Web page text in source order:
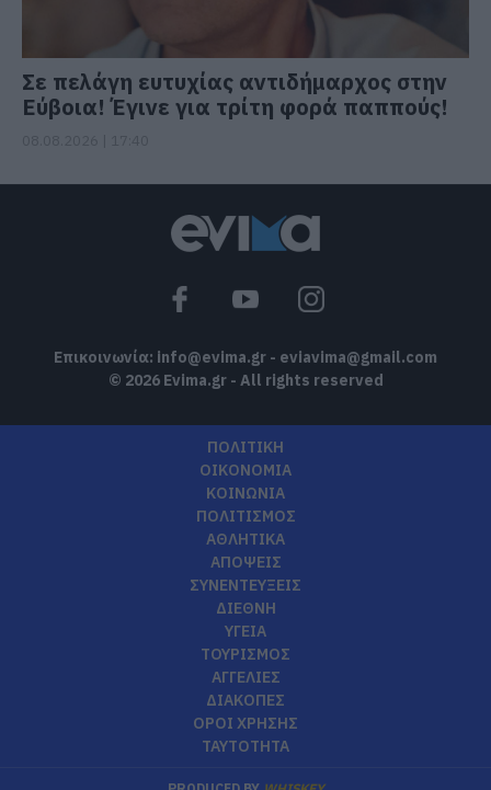
Σε πελάγη ευτυχίας αντιδήμαρχος στην
Εύβοια! Έγινε για τρίτη φορά παππούς!
Επικοινωνία: info@evima.gr - eviavima@gmail.com
© 2026 Evima.gr - All rights reserved
ΠΟΛΙΤΙΚΗ
ΟΙΚΟΝΟΜΙΑ
ΚΟΙΝΩΝΙΑ
ΠΟΛΙΤΙΣΜΟΣ
ΑΘΛΗΤΙΚΑ
ΑΠΟΨΕΙΣ
ΣΥΝΕΝΤΕΥΞΕΙΣ
ΔΙΕΘΝΗ
ΥΓΕΙΑ
ΤΟΥΡΙΣΜΟΣ
ΑΓΓΕΛΙΕΣ
ΔΙΑΚΟΠΕΣ
ΟΡΟΙ ΧΡΗΣΗΣ
ΤΑΥΤΟΤΗΤΑ